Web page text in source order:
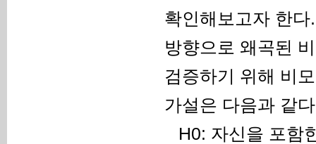
확인해보고자 한
방향으로 왜곡된
검증하기 위해 비
가설은 다음과 같
H0: 자신을 포함